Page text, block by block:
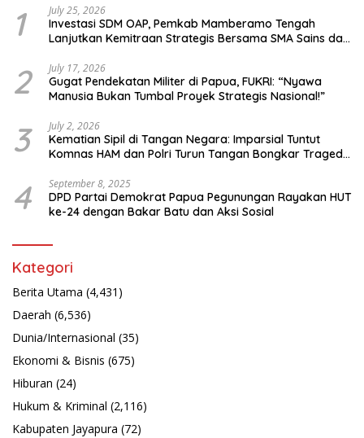
1 July 25, 2026
Investasi SDM OAP, Pemkab Mamberamo Tengah
Lanjutkan Kemitraan Strategis Bersama SMA Sains dan
2 July 17, 2026
Gugat Pendekatan Militer di Papua, FUKRI: “Nyawa
Manusia Bukan Tumbal Proyek Strategis Nasional!”
3 July 2, 2026
Kematian Sipil di Tangan Negara: Imparsial Tuntut
Komnas HAM dan Polri Turun Tangan Bongkar Tragedi
4 September 8, 2025
DPD Partai Demokrat Papua Pegunungan Rayakan HUT
ke-24 dengan Bakar Batu dan Aksi Sosial
Kategori
Berita Utama (4,431)
Daerah (6,536)
Dunia/Internasional (35)
Ekonomi & Bisnis (675)
Hiburan (24)
Hukum & Kriminal (2,116)
Kabupaten Jayapura (72)